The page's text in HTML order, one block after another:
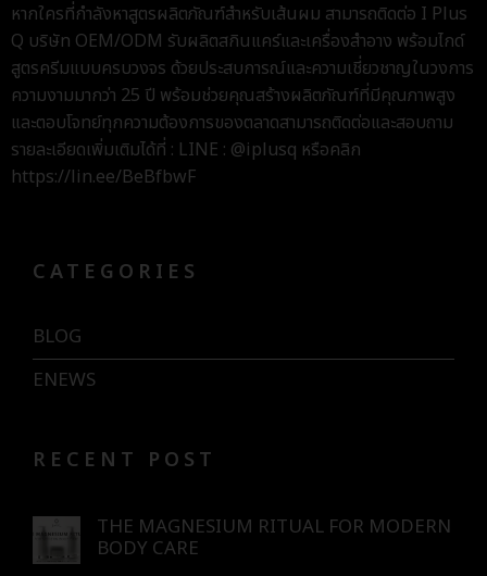
หากใครที่กำลังหาสูตรผลิตภัณฑ์สำหรับเส้นผม สามารถติดต่อ I Plus
Q บริษัท OEM/ODM รับผลิตสกินแคร์และเครื่องสำอาง พร้อมไกด์
สูตรครีมแบบครบวงจร ด้วยประสบการณ์และความเชี่ยวชาญในวงการ
ความงามมากว่า 25 ปี พร้อมช่วยคุณสร้างผลิตภัณฑ์ที่มีคุณภาพสูง
และตอบโจทย์ทุกความต้องการของตลาดสามารถติดต่อและสอบถาม
รายละเอียดเพิ่มเติมได้ที่ : LINE : @iplusq หรือคลิก
https://lin.ee/BeBfbwF
CATEGORIES
BLOG
ENEWS
RECENT POST
THE MAGNESIUM RITUAL FOR MODERN
BODY CARE